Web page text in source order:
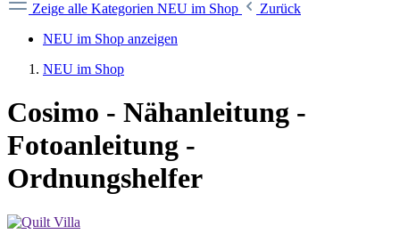
Zeige alle Kategorien NEU im Shop
Zurück
NEU im Shop anzeigen
NEU im Shop
Cosimo - Nähanleitung -
Fotoanleitung -
Ordnungshelfer